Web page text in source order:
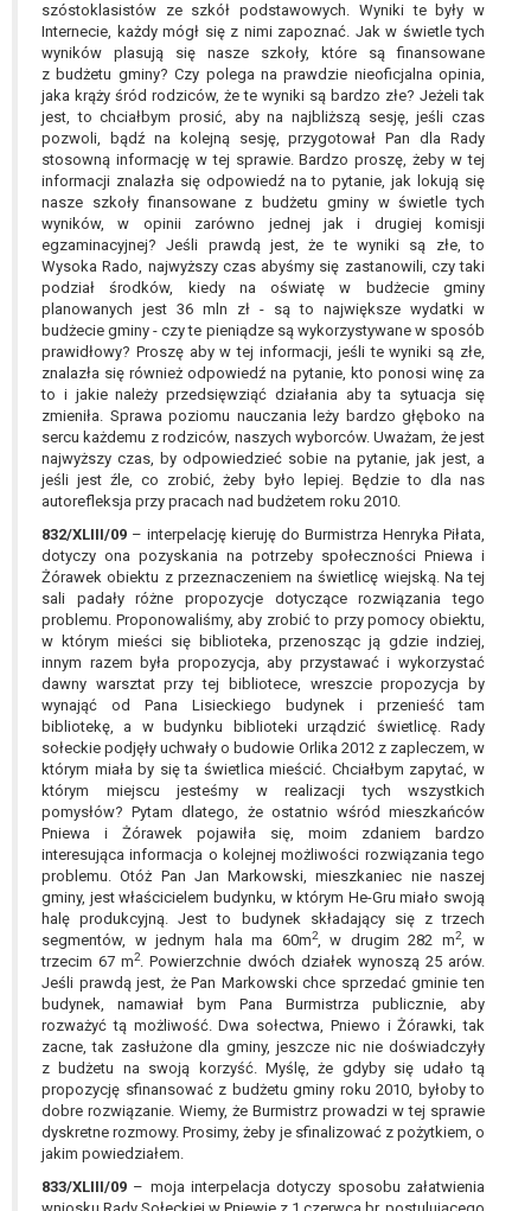
szóstoklasistów ze szkół podstawowych. Wyniki te były w
Internecie, każdy mógł się z nimi zapoznać. Jak w świetle tych
wyników plasują się nasze szkoły, które są finansowane
z budżetu gminy? Czy polega na prawdzie nieoficjalna opinia,
jaka krąży śród rodziców, że te wyniki są bardzo złe? Jeżeli tak
jest, to chciałbym prosić, aby na najbliższą sesję, jeśli czas
pozwoli, bądź na kolejną sesję, przygotował Pan dla Rady
stosowną informację w tej sprawie. Bardzo proszę, żeby w tej
informacji znalazła się odpowiedź na to pytanie, jak lokują się
nasze szkoły finansowane z budżetu gminy w świetle tych
wyników, w opinii zarówno jednej jak i drugiej komisji
egzaminacyjnej? Jeśli prawdą jest, że te wyniki są złe, to
Wysoka Rado, najwyższy czas abyśmy się zastanowili, czy taki
podział środków, kiedy na oświatę w budżecie gminy
planowanych jest 36 mln zł - są to największe wydatki w
budżecie gminy - czy te pieniądze są wykorzystywane w sposób
prawidłowy? Proszę aby w tej informacji, jeśli te wyniki są złe,
znalazła się również odpowiedź na pytanie, kto ponosi winę za
to i jakie należy przedsięwziąć działania aby ta sytuacja się
zmieniła. Sprawa poziomu nauczania leży bardzo głęboko na
sercu każdemu z rodziców, naszych wyborców. Uważam, że jest
najwyższy czas, by odpowiedzieć sobie na pytanie, jak jest, a
jeśli jest źle, co zrobić, żeby było lepiej. Będzie to dla nas
autorefleksja przy pracach nad budżetem roku 2010.
832/XLIII/09 – interpelację kieruję do Burmistrza Henryka Piłata,
dotyczy ona pozyskania na potrzeby społeczności Pniewa i
Żórawek obiektu z przeznaczeniem na świetlicę wiejską. Na tej
sali padały różne propozycje dotyczące rozwiązania tego
problemu. Proponowaliśmy, aby zrobić to przy pomocy obiektu,
w którym mieści się biblioteka, przenosząc ją gdzie indziej,
innym razem była propozycja, aby przystawać i wykorzystać
dawny warsztat przy tej bibliotece, wreszcie propozycja by
wynająć od Pana Lisieckiego budynek i przenieść tam
bibliotekę, a w budynku biblioteki urządzić świetlicę. Rady
sołeckie podjęły uchwały o budowie Orlika 2012 z zapleczem, w
którym miała by się ta świetlica mieścić. Chciałbym zapytać, w
którym miejscu jesteśmy w realizacji tych wszystkich
pomysłów? Pytam dlatego, że ostatnio wśród mieszkańców
Pniewa i Żórawek pojawiła się, moim zdaniem bardzo
interesująca informacja o kolejnej możliwości rozwiązania tego
problemu. Otóż Pan Jan Markowski, mieszkaniec nie naszej
gminy, jest właścicielem budynku, w którym He-Gru miało swoją
halę produkcyjną. Jest to budynek składający się z trzech
segmentów, w jednym hala ma 60m2, w drugim 282 m2, w
trzecim 67 m2. Powierzchnie dwóch działek wynoszą 25 arów.
Jeśli prawdą jest, że Pan Markowski chce sprzedać gminie ten
budynek, namawiał bym Pana Burmistrza publicznie, aby
rozważyć tą możliwość. Dwa sołectwa, Pniewo i Żórawki, tak
zacne, tak zasłużone dla gminy, jeszcze nic nie doświadczyły
z budżetu na swoją korzyść. Myślę, że gdyby się udało tą
propozycję sfinansować z budżetu gminy roku 2010, byłoby to
dobre rozwiązanie. Wiemy, że Burmistrz prowadzi w tej sprawie
dyskretne rozmowy. Prosimy, żeby je sfinalizować z pożytkiem, o
jakim powiedziałem.
833/XLIII/09 – moja interpelacja dotyczy sposobu załatwienia